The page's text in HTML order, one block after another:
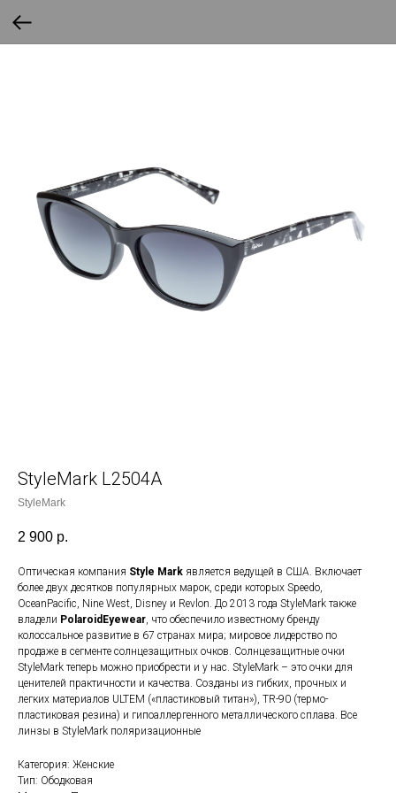
StyleMark L2504A
StyleMark
2 900 р.
Оптическая компания Style Mark является ведущей в США. Включает
более двух десятков популярных марок, среди которых Speedo,
OceanPacific, Nine West, Disney и Revlon. До 2013 года StyleMark также
владели PolaroidEyewear, что обеспечило известному бренду
колоссальное развитие в 67 странах мира; мировое лидерство по
продаже в сегменте солнцезащитных очков. Солнцезащитные очки
StyleMark теперь можно приобрести и у нас. StyleMark – это очки для
ценителей практичности и качества. Созданы из гибких, прочных и
легких материалов ULTEM («пластиковый титан»), TR-90 (термо-
пластиковая резина) и гипоаллергенного металлического сплава. Все
линзы в StyleMark поляризационные
Категория: Женские
Тип: Ободковая